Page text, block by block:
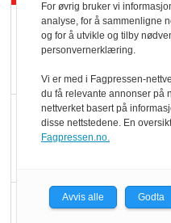
Blir
For øvrig bruker vi
analyse, for å sammenligne
og for å utvikle og tilby
personvernerklæring.
Vi er med i Fagpressen-
du få relevante annonser på
nettverket basert på
disse nettstedene. En
Fagpressen.no.
Avvis alle Godta